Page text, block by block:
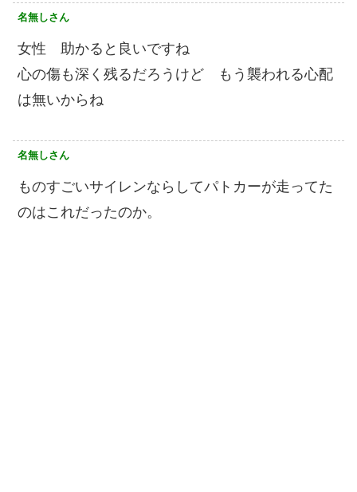
名無しさん
女性 助かると良いですね
心の傷も深く残るだろうけど もう襲われる心配
は無いからね
名無しさん
ものすごいサイレンならしてパトカーが走ってた
のはこれだったのか。